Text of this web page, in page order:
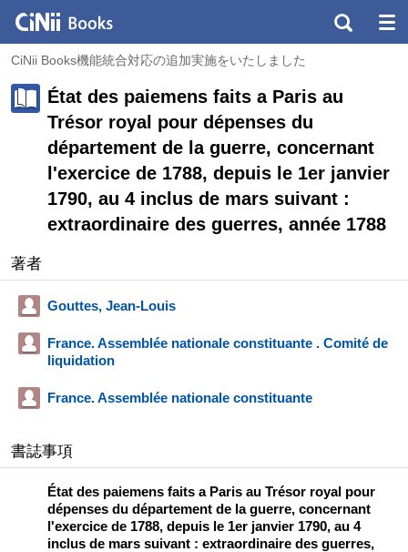
CiNii Books機能統合対応の追加実施をいたしました
État des paiemens faits a Paris au
Trésor royal pour dépenses du
département de la guerre, concernant
l'exercice de 1788, depuis le 1er janvier
1790, au 4 inclus de mars suivant :
extraordinaire des guerres, année 1788
著者
Gouttes, Jean-Louis
France. Assemblée nationale constituante . Comité de
liquidation
France. Assemblée nationale constituante
書誌事項
État des paiemens faits a Paris au Trésor royal pour
dépenses du département de la guerre, concernant
l'exercice de 1788, depuis le 1er janvier 1790, au 4
inclus de mars suivant : extraordinaire des guerres,